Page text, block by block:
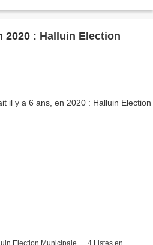
2020 : Halluin Election
Election Municipale … 4 Listes en